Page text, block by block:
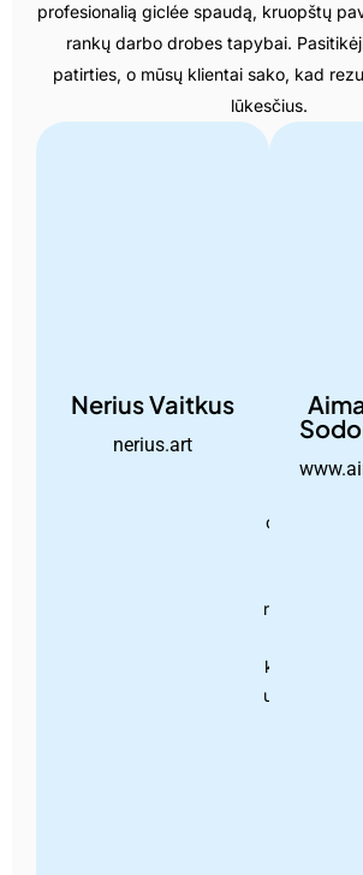
profesionalią giclée spaudą, kruopštų
rankų darbo drobes tapybai.
patirties, o mūsų klientai sako, kad
lūkesčius.
Nerius Vaitkus
nerius.art
Parsidėjo
Google
drobes
tos
užsakai ,